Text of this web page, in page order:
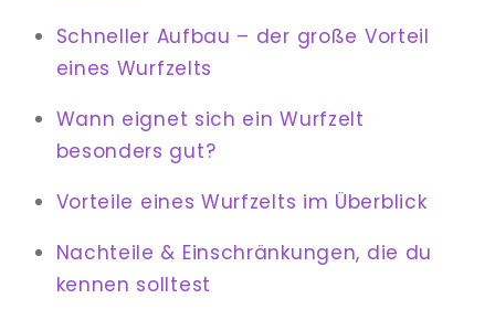
Schneller Aufbau – der große Vorteil
eines Wurfzelts
Wann eignet sich ein Wurfzelt
besonders gut?
Vorteile eines Wurfzelts im Überblick
Nachteile & Einschränkungen, die du
kennen solltest